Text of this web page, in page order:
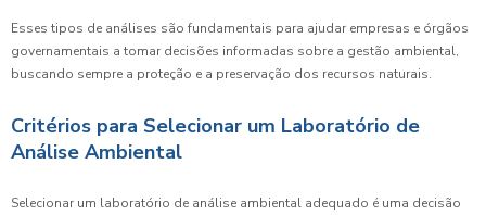
Esses tipos de análises são fundamentais para ajudar empresas e órgãos
governamentais a tomar decisões informadas sobre a gestão ambiental,
buscando sempre a proteção e a preservação dos recursos naturais.
Critérios para Selecionar um Laboratório de
Análise Ambiental
Selecionar um laboratório de análise ambiental adequado é uma decisão